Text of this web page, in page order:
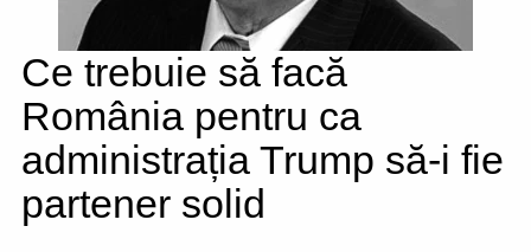
Ce trebuie să facă
România pentru ca
administrația Trump să-i fie
partener solid